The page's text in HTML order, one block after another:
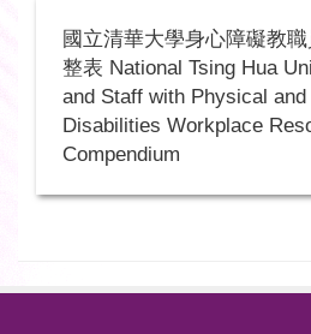
國立清華大學身心障礙教
整表 National Tsing Hua
and Staff with Physical and
Disabilities Workplace
Compendium